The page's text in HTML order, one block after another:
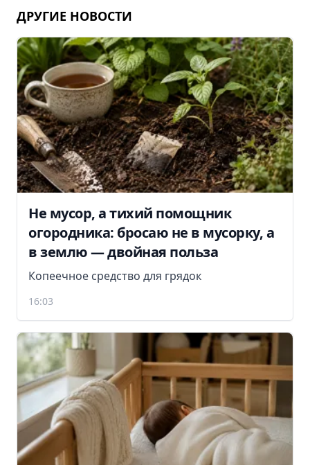
ДРУГИЕ НОВОСТИ
Не мусор, а тихий помощник
огородника: бросаю не в мусорку, а
в землю — двойная польза
Копеечное средство для грядок
16:03